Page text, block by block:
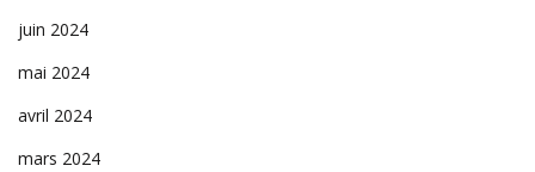
juin 2024
mai 2024
avril 2024
mars 2024